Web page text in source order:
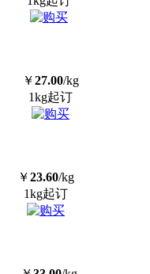
￥27.00/kg
1kg起订
￥23.60/kg
1kg起订